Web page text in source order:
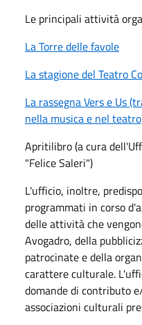
Le principali attività
La Torre delle favole
La stagione del Teatro
La rassegna Vers e Us
nella musica e nel
Apritilibro (a cura
"Felice Saleri")
L'ufficio, inoltre,
programmati in corso
delle attività che
Avogadro, della
patrocinate e della
carattere culturale.
domande di contributo
associazioni culturali